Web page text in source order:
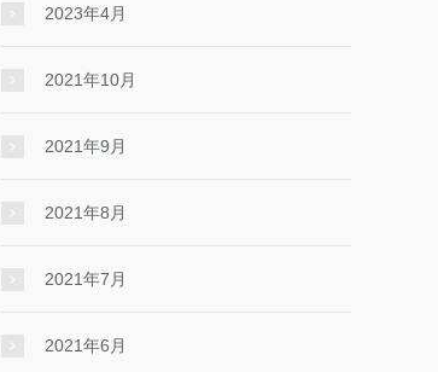
2023年4月
2021年10月
2021年9月
2021年8月
2021年7月
2021年6月